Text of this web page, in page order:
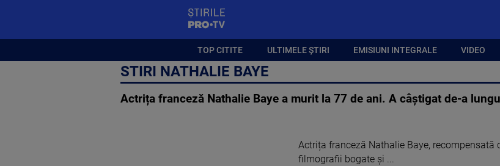
TOP CITITE ULTIMELE ȘTIRI EMISIUNI INTEGRALE VIDEO
STIRI NATHALIE BAYE
Actrița franceză Nathalie Baye a murit la 77 de ani. A câștigat de-a
Actrița franceză Nathalie Baye,
filmografii bogate și ...